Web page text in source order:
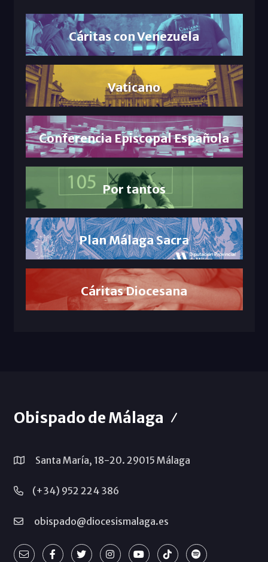
Cáritas con Venezuela
Vaticano
Conferencia Episcopal Española
Por tantos
Plan Málaga Sacra
Cáritas Diocesana
Obispado de Málaga
Santa María, 18-20. 29015 Málaga
(+34) 952 224 386
obispado@diocesismalaga.es